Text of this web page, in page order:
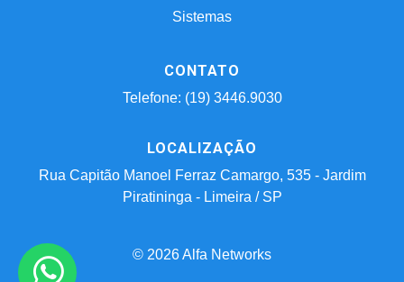
Sistemas
CONTATO
Telefone: (19) 3446.9030
LOCALIZAÇÃO
Rua Capitão Manoel Ferraz Camargo, 535 - Jardim
Piratininga - Limeira / SP
© 2026 Alfa Networks